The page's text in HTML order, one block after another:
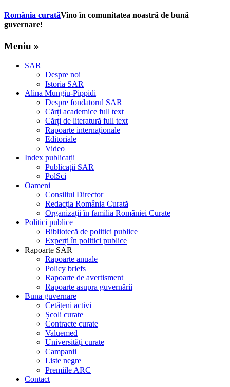
România curatăVino în comunitatea noastră de bună
guvernare!
Meniu »
SAR
Despre noi
Istoria SAR
Alina Mungiu-Pippidi
Despre fondatorul SAR
Cărți academice full text
Cărți de literatură full text
Rapoarte internaționale
Editoriale
Video
Index publicații
Publicații SAR
PolSci
Oameni
Consiliul Director
Redacția România Curată
Organizații în familia României Curate
Politici publice
Bibliotecă de politici publice
Experți în politici publice
Rapoarte SAR
Rapoarte anuale
Policy briefs
Rapoarte de avertisment
Rapoarte asupra guvernării
Buna guvernare
Cetățeni activi
Școli curate
Contracte curate
Valuemed
Universități curate
Campanii
Liste negre
Premiile ARC
Contact